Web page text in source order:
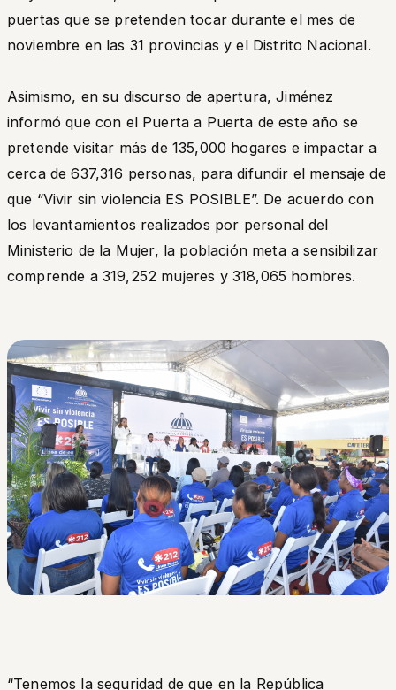
puertas que se pretenden tocar durante el mes de
noviembre en las 31 provincias y el Distrito Nacional.
Asimismo, en su discurso de apertura, Jiménez
informó que con el Puerta a Puerta de este año se
pretende visitar más de 135,000 hogares e impactar a
cerca de 637,316 personas, para difundir el mensaje de
que “Vivir sin violencia ES POSIBLE”. De acuerdo con
los levantamientos realizados por personal del
Ministerio de la Mujer, la población meta a sensibilizar
comprende a 319,252 mujeres y 318,065 hombres.
“Tenemos la seguridad de que en la República